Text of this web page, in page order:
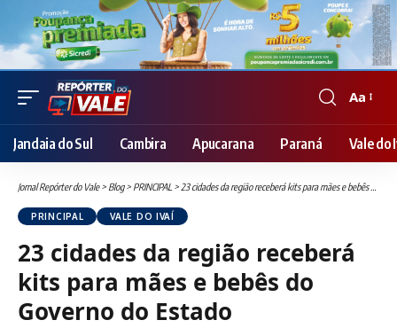
Font
Resizer
Aa
Jandaia do Sul Cambira Apucarana Paraná Vale do
Jornal Repórter do Vale> Blog> PRINCIPAL > 23 cidades da região receberá kits para mães e bebês do Governo do Estado
PRINCIPAL VALE DO IVAÍ
23 cidades da região receberá
kits para mães e bebês do
Governo do Estado